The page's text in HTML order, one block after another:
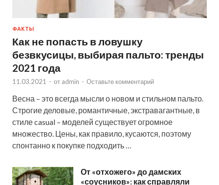
ФАКТЫ
Как не попасть в ловушку
безвкусицы, выбирая пальто: тренды
2021 года
11.03.2021 - от admin - Оставьте комментарий
Весна – это всегда мысли о новом и стильном пальто.
Строгие деловые, романтичные, экстравагантные, в
стиле casual – моделей существует огромное
множество. Цены, как правило, кусаются, поэтому
спонтанно к покупке подходить …
От «отхожего» до дамских
«соусников»: как справляли